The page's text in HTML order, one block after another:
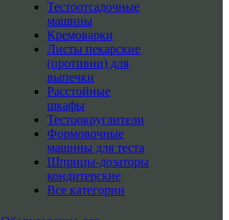
Тестоотсадочные
машины
Кремоварки
Листы пекарские
(противни) для
выпечки
Расстойные
шкафы
Тестоокруглители
Формовочные
машины для теста
Шприцы-дозаторы
кондитерские
Все категории